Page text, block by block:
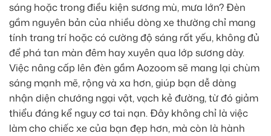
sáng hoặc trong điều kiện sương mù, mưa lớn? Đèn
gầm nguyên bản của nhiều dòng xe thường chỉ mang
tính trang trí hoặc có cường độ sáng rất yếu, không đủ
để phá tan màn đêm hay xuyên qua lớp sương dày.
Việc nâng cấp lên đèn gầm Aozoom sẽ mang lại chùm
sáng mạnh mẽ, rộng và xa hơn, giúp bạn dễ dàng
nhận diện chướng ngại vật, vạch kẻ đường, từ đó giảm
thiểu đáng kể nguy cơ tai nạn. Đây không chỉ là việc
làm cho chiếc xe của bạn đẹp hơn, mà còn là hành